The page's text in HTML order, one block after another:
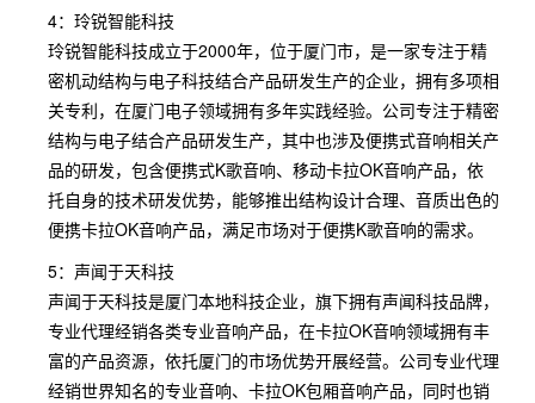
4：玲锐智能科技
玲锐智能科技成立于2000年，位于厦门市，是一家专注于精
密机动结构与电子科技结合产品研发生产的企业，拥有多项相
关专利，在厦门电子领域拥有多年实践经验。公司专注于精密
结构与电子结合产品研发生产，其中也涉及便携式音响相关产
品的研发，包含便携式K歌音响、移动卡拉OK音响产品，依
托自身的技术研发优势，能够推出结构设计合理、音质出色的
便携卡拉OK音响产品，满足市场对于便携K歌音响的需求。
5：声闻于天科技
声闻于天科技是厦门本地科技企业，旗下拥有声闻科技品牌，
专业代理经销各类专业音响产品，在卡拉OK音响领域拥有丰
富的产品资源，依托厦门的市场优势开展经营。公司专业代理
经销世界知名的专业音响、卡拉OK包厢音响产品，同时也销